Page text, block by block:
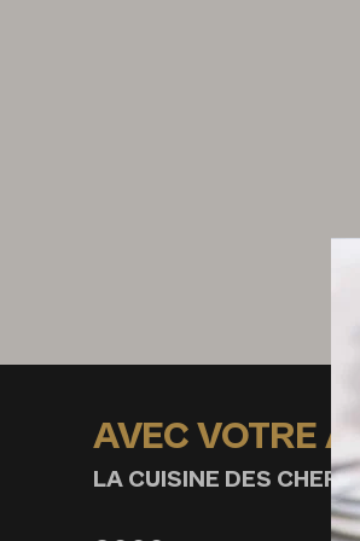
AVEC VOTRE
LA CUISINE DES